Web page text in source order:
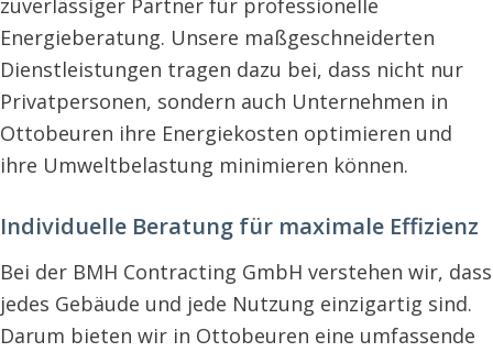
zuverlässiger Partner für professionelle
Energieberatung. Unsere maßgeschneiderten
Dienstleistungen tragen dazu bei, dass nicht nur
Privatpersonen, sondern auch Unternehmen in
Ottobeuren ihre Energiekosten optimieren und
ihre Umweltbelastung minimieren können.
Individuelle Beratung für maximale Effizienz
Bei der BMH Contracting GmbH verstehen wir, dass
jedes Gebäude und jede Nutzung einzigartig sind.
Darum bieten wir in Ottobeuren eine umfassende